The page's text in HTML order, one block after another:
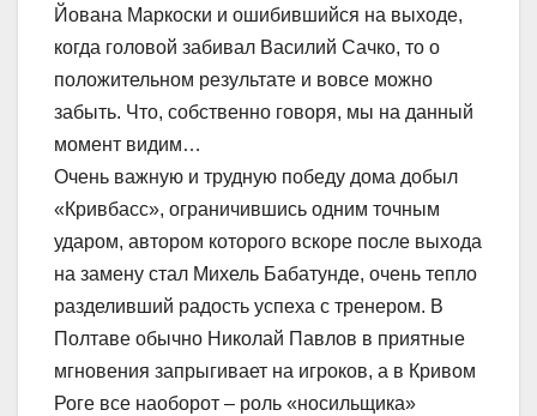
Йована Маркоски и ошибившийся на выходе,
когда головой забивал Василий Сачко, то о
положительном результате и вовсе можно
забыть. Что, собственно говоря, мы на данный
момент видим…
Очень важную и трудную победу дома добыл
«Кривбасс», ограничившись одним точным
ударом, автором которого вскоре после выхода
на замену стал Михель Бабатунде, очень тепло
разделивший радость успеха с тренером. В
Полтаве обычно Николай Павлов в приятные
мгновения запрыгивает на игроков, а в Кривом
Роге все наоборот – роль «носильщика»